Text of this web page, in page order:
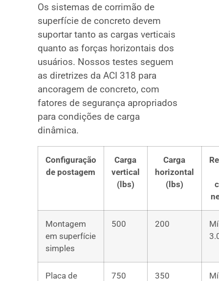
Os sistemas de corrimão de
superfície de concreto devem
suportar tanto as cargas verticais
quanto as forças horizontais dos
usuários. Nossos testes seguem
as diretrizes da ACI 318 para
ancoragem de concreto, com
fatores de segurança apropriados
para condições de carga
dinâmica.
Configuração
de postagem
Carga
vertical
(lbs)
Carga
horizontal
(lbs)
Montagem
em superfície
simples
500 200
Placa de
750 350